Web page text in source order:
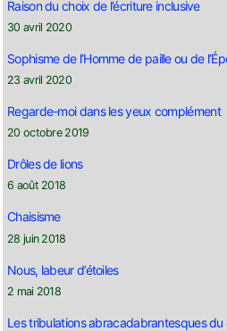
Raison du choix de l’écriture inclusive
30 avril 2020
Sophisme de l’Homme de paille ou de
23 avril 2020
Regarde-moi dans les yeux complément
20 octobre 2019
Drôles de lions
6 août 2018
Chaisisme
28 juin 2018
Nous, labeur d’étoiles
2 mai 2018
Les tribulations abracadabrantesques du